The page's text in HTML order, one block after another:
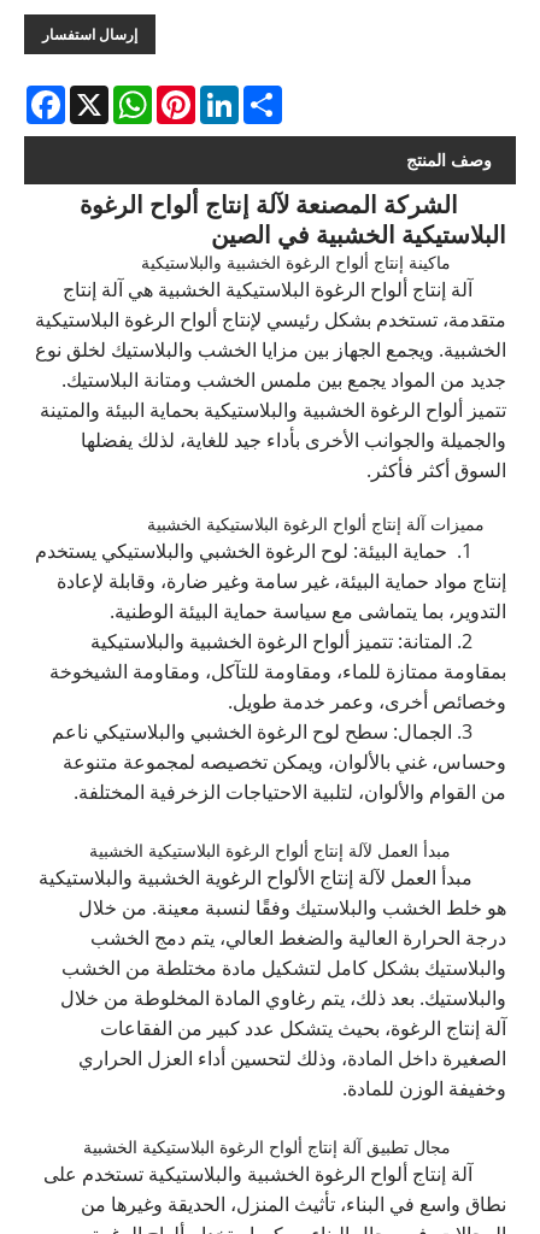
إرسال استفسار
X
WhatsAppPinterestLinkedInShare
وصف المنتج
الشركة المصنعة لآلة إنتاج ألواح الرغوة
البلاستيكية الخشبية في الصين
ماكينة إنتاج ألواح الرغوة الخشبية والبلاستيكية
آلة إنتاج ألواح الرغوة البلاستيكية الخشبية هي آلة إنتاج
متقدمة، تستخدم بشكل رئيسي لإنتاج ألواح الرغوة البلاستيكية
الخشبية. ويجمع الجهاز بين مزايا الخشب والبلاستيك لخلق نوع
جديد من المواد يجمع بين ملمس الخشب ومتانة البلاستيك.
تتميز ألواح الرغوة الخشبية والبلاستيكية بحماية البيئة والمتينة
والجميلة والجوانب الأخرى بأداء جيد للغاية، لذلك يفضلها
السوق أكثر فأكثر.
مميزات آلة إنتاج ألواح الرغوة البلاستيكية الخشبية
1. حماية البيئة: لوح الرغوة الخشبي والبلاستيكي يستخدم
إنتاج مواد حماية البيئة، غير سامة وغير ضارة، وقابلة لإعادة
التدوير، بما يتماشى مع سياسة حماية البيئة الوطنية.
2. المتانة: تتميز ألواح الرغوة الخشبية والبلاستيكية
بمقاومة ممتازة للماء، ومقاومة للتآكل، ومقاومة الشيخوخة
وخصائص أخرى، وعمر خدمة طويل.
3. الجمال: سطح لوح الرغوة الخشبي والبلاستيكي ناعم
وحساس، غني بالألوان، ويمكن تخصيصه لمجموعة متنوعة
من القوام والألوان، لتلبية الاحتياجات الزخرفية المختلفة.
مبدأ العمل لآلة إنتاج ألواح الرغوة البلاستيكية الخشبية
مبدأ العمل لآلة إنتاج الألواح الرغوية الخشبية والبلاستيكية
هو خلط الخشب والبلاستيك وفقًا لنسبة معينة. من خلال
درجة الحرارة العالية والضغط العالي، يتم دمج الخشب
والبلاستيك بشكل كامل لتشكيل مادة مختلطة من الخشب
والبلاستيك. بعد ذلك، يتم رغاوي المادة المخلوطة من خلال
آلة إنتاج الرغوة، بحيث يتشكل عدد كبير من الفقاعات
الصغيرة داخل المادة، وذلك لتحسين أداء العزل الحراري
وخفيفة الوزن للمادة.
مجال تطبيق آلة إنتاج ألواح الرغوة البلاستيكية الخشبية
آلة إنتاج ألواح الرغوة الخشبية والبلاستيكية تستخدم على
نطاق واسع في البناء، تأثيث المنزل، الحديقة وغيرها من